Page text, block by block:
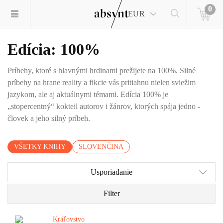
EUR
0
Edícia: 100%
Príbehy, ktoré s hlavnými hrdinami prežijete na 100%. Silné
príbehy na hrane reality a fikcie vás pritiahnu nielen sviežim
jazykom, ale aj aktuálnymi témami. Edícia 100% je
„stopercentný“ kokteil autorov i žánrov, ktorých spája jedno -
človek a jeho silný príbeh.
VŠETKY KNIHY SLOVENČINA
Usporiadanie
Filter